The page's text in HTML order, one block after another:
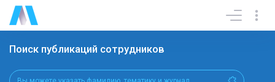
Поиск публикаций сотрудников